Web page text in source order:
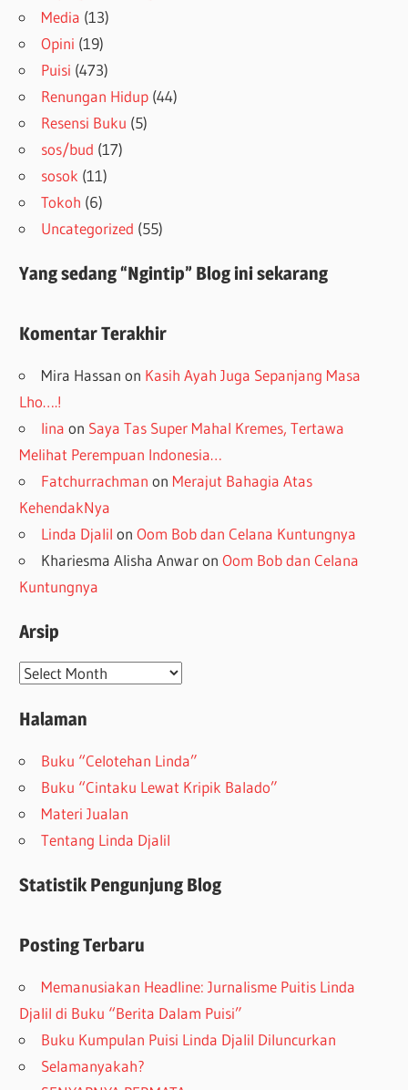
Media (13)
Opini (19)
Puisi (473)
Renungan Hidup (44)
Resensi Buku (5)
sos/bud (17)
sosok (11)
Tokoh (6)
Uncategorized (55)
Yang sedang “Ngintip” Blog ini sekarang
Komentar Terakhir
Mira Hassan on Kasih Ayah Juga Sepanjang Masa
Lho….!
lina on Saya Tas Super Mahal Kremes, Tertawa
Melihat Perempuan Indonesia…
Fatchurrachman on Merajut Bahagia Atas
KehendakNya
Linda Djalil onOom Bob dan Celana Kuntungnya
Khariesma Alisha AnwaronOom Bob dan Celana
Kuntungnya
Arsip
Arsip
Halaman
Buku “Celotehan Linda”
Buku “Cintaku Lewat Kripik Balado”
Materi Jualan
Tentang Linda Djalil
Statistik Pengunjung Blog
Posting Terbaru
Memanusiakan Headline: Jurnalisme Puitis Linda
Djalil di Buku “Berita Dalam Puisi”
Buku Kumpulan Puisi Linda Djalil Diluncurkan
Selamanyakah?